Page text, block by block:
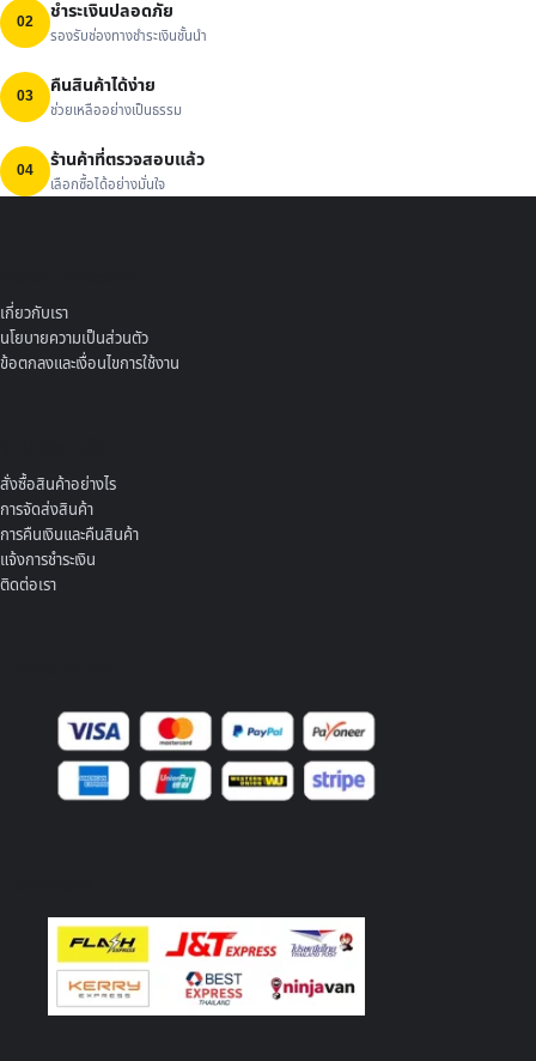
02 ชำระเงินปลอดภัย
รองรับช่องทางชำระเงินชั้นนำ
03 คืนสินค้าได้ง่าย
ช่วยเหลืออย่างเป็นธรรม
04 ร้านค้าที่ตรวจสอบแล้ว
เลือกซื้อได้อย่างมั่นใจ
เกี่ยวกับเรา
นโยบายความเป็นส่วนตัว
ข้อตกลงและเงื่อนไขการใช้งาน
สั่งซื้อสินค้าอย่างไร
การจัดส่งสินค้า
การคืนเงินและคืนสินค้า
แจ้งการชำระเงิน
ติดต่อเรา